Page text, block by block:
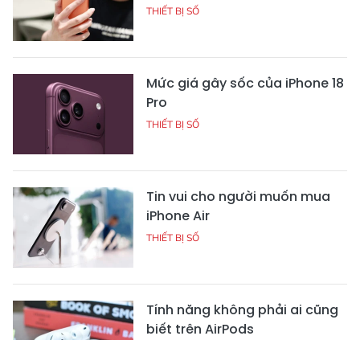
THIẾT BỊ SỐ
Mức giá gây sốc của iPhone 18
Pro
THIẾT BỊ SỐ
Tin vui cho người muốn mua
iPhone Air
THIẾT BỊ SỐ
Tính năng không phải ai cũng
biết trên AirPods